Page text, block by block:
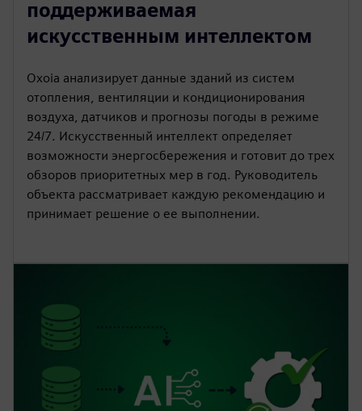
поддерживаемая
искусственным интеллектом
Oxoia анализирует данные зданий из систем
отопления, вентиляции и кондиционирования
воздуха, датчиков и прогнозы погоды в режиме
24/7. Искусственный интеллект определяет
возможности энергосбережения и готовит до трех
обзоров приоритетных мер в год. Руководитель
объекта рассматривает каждую рекомендацию и
принимает решение о ее выполнении.